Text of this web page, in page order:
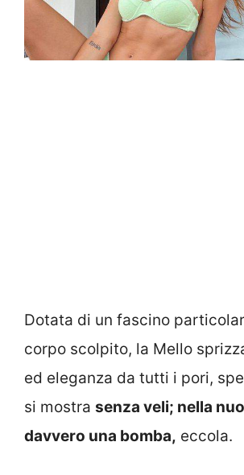
Dotata di un fascino
corpo scolpito, la Mello
ed eleganza da tutti i pori,
si mostra senza veli; nella
davvero una bomba, eccola.